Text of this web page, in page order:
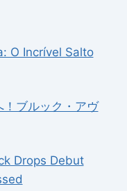
O Incrível Salto
ブルック・アヴ
Drops Debut